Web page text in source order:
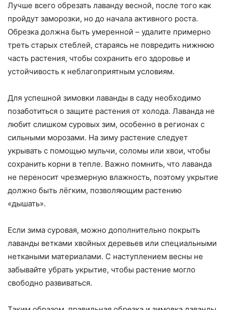
Лучше всего обрезать лаванду весной, после того как
пройдут заморозки, но до начала активного роста.
Обрезка должна быть умеренной – удалите примерно
треть старых стеблей, стараясь не повредить нижнюю
часть растения, чтобы сохранить его здоровье и
устойчивость к неблагоприятным условиям.
Для успешной зимовки лаванды в саду необходимо
позаботиться о защите растения от холода. Лаванда не
любит слишком суровых зим, особенно в регионах с
сильными морозами. На зиму растение следует
укрывать с помощью мульчи, соломы или хвои, чтобы
сохранить корни в тепле. Важно помнить, что лаванда
не переносит чрезмерную влажность, поэтому укрытие
должно быть лёгким, позволяющим растению
«дышать».
Если зима суровая, можно дополнительно покрыть
лаванды ветками хвойных деревьев или специальными
неткаными материалами. С наступлением весны не
забывайте убрать укрытие, чтобы растение могло
свободно развиваться.